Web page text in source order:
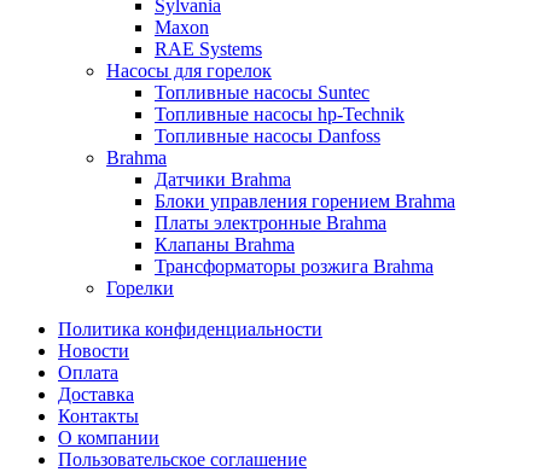
Sylvania
Maxon
RAE Systems
Насосы для горелок
Топливные насосы Suntec
Топливные насосы hp-Technik
Топливные насосы Danfoss
Brahma
Датчики Brahma
Блоки управления горением Brahma
Платы электронные Brahma
Клапаны Brahma
Трансформаторы розжига Brahma
Горелки
Политика конфиденциальности
Новости
Оплата
Доставка
Контакты
О компании
Пользовательское соглашение